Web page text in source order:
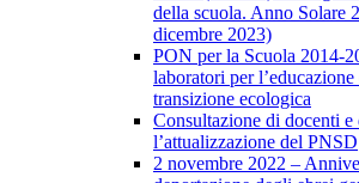
della scuola. Anno Solare
dicembre 2023)
PON per la Scuola 2014-
laboratori per
transizione ecologica
Consultazione di docenti
l’attualizzazione del PNSD
2 novembre 2022 –